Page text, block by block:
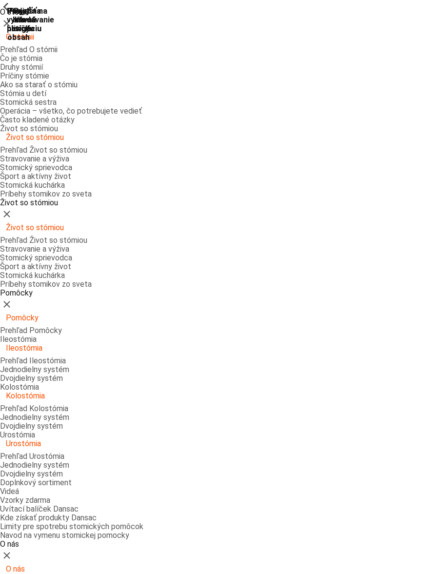
Prejsť na
vyhľadávanie
Prejsť na
hlavnú
navigáciu
Prejsť na
hlavnú
navigáciu
Prejsť
na
hlavný
obsah
Prejsť
na
pätičku
O stómii
ShowPrevious
Zatvoriť
O stómii
Prehľad O stómii
Čo je stómia
Druhy stómií
Príčiny stómie
Ako sa starať o stómiu
Stómia u detí
Stomická sestra
Operácia – všetko, čo potrebujete vedieť
Často kladené otázky
Život so stómiou
ShowPrevious
Život so stómiou
Prehľad Život so stómiou
Stravovanie a výživa
Stomický sprievodca
Šport a aktívny život
Stomická kuchárka
Príbehy stomikov zo sveta
Život so stómiou
ShowPrevious
Zatvoriť
Život so stómiou
Prehľad Život so stómiou
Stravovanie a výživa
Stomický sprievodca
Šport a aktívny život
Stomická kuchárka
Príbehy stomikov zo sveta
Pomôcky
ShowPrevious
Zatvoriť
Pomôcky
Prehľad Pomôcky
Ileostómia
ShowPrevious
Ileostómia
Prehľad Ileostómia
Jednodielny systém
Dvojdielny systém
Kolostómia
ShowPrevious
Kolostómia
Prehľad Kolostómia
Jednodielny systém
Dvojdielny systém
Urostómia
ShowPrevious
Urostómia
Prehľad Urostómia
Jednodielny systém
Dvojdielny systém
Doplnkový sortiment
Videá
Vzorky zdarma
Uvítací balíček Dansac
Kde získať produkty Dansac
Limity pre spotrebu stomických pomôcok
Navod na vymenu stomickej pomocky
O nás
ShowPrevious
Zatvoriť
O nás